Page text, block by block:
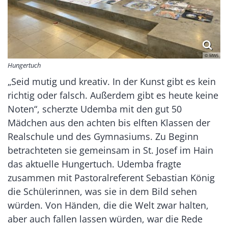
© MWS
Hungertuch
„Seid mutig und kreativ. In der Kunst gibt es kein
richtig oder falsch. Außerdem gibt es heute keine
Noten“, scherzte Udemba mit den gut 50
Mädchen aus den achten bis elften Klassen der
Realschule und des Gymnasiums. Zu Beginn
betrachteten sie gemeinsam in St. Josef im Hain
das aktuelle Hungertuch. Udemba fragte
zusammen mit Pastoralreferent Sebastian König
die Schülerinnen, was sie in dem Bild sehen
würden. Von Händen, die die Welt zwar halten,
aber auch fallen lassen würden, war die Rede